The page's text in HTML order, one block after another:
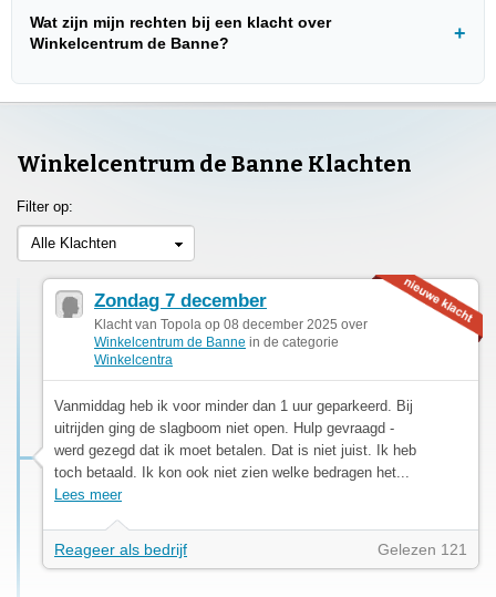
Wat zijn mijn rechten bij een klacht over
Winkelcentrum de Banne?
Winkelcentrum de Banne Klachten
Filter op:
Alle Klachten
Zondag 7 december
Klacht van Topola op 08 december 2025 over
Winkelcentrum de Banne in de categorie
Winkelcentra
Vanmiddag heb ik voor minder dan 1 uur geparkeerd. Bij
uitrijden ging de slagboom niet open. Hulp gevraagd -
werd gezegd dat ik moet betalen. Dat is niet juist. Ik heb
toch betaald. Ik kon ook niet zien welke bedragen het...
Lees meer
Reageer als bedrijf Gelezen 121